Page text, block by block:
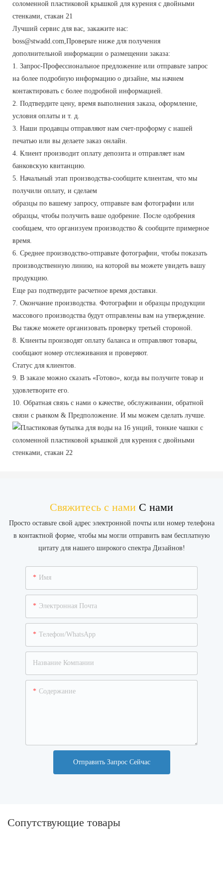
Лучший сервис для вас, закажите нас:
boss@stwadd.com,Проверьте ниже для получения
дополнительной информации о размещении заказа:
1. Запрос-Профессиональное предложение или отправьте запрос
на более подробную информацию о дизайне, мы начнем
контактировать с более подробной информацией.
2. Подтвердите цену, время выполнения заказа, оформление,
условия оплаты и т. д.
3. Наши продавцы отправляют нам счет-проформу с нашей
печатью или вы делаете заказ онлайн.
4. Клиент производит оплату депозита и отправляет нам
банковскую квитанцию.
5. Начальный этап производства-сообщите клиентам, что мы
получили оплату, и сделаем
образцы по вашему запросу, отправьте вам фотографии или
образцы, чтобы получить ваше одобрение. После одобрения
сообщаем, что организуем производство & сообщите примерное
время.
6. Среднее производство-отправьте фотографии, чтобы показать
производственную линию, на которой вы можете увидеть вашу
продукцию.
Еще раз подтвердите расчетное время доставки.
7. Окончание производства. Фотографии и образцы продукции
массового производства будут отправлены вам на утверждение.
Вы также можете организовать проверку третьей стороной.
8. Клиенты производят оплату баланса и отправляют товары,
сообщают номер отслеживания и проверяют.
Статус для клиентов.
9. В заказе можно сказать «Готово», когда вы получите товар и
удовлетворите его.
10. Обратная связь с нами о качестве, обслуживании, обратной
связи с рынком & Предположение. И мы можем сделать лучше.
Свяжитесь с нами С нами
Просто оставьте свой адрес электронной почты или номер телефона
в контактной форме, чтобы мы могли отправить вам бесплатную
цитату для нашего широкого спектра Дизайнов!
Имя
Электронная Почта
Телефон/WhatsApp
Название Компании
Содержание
Отправить Запрос Сейчас
Сопутствующие товары